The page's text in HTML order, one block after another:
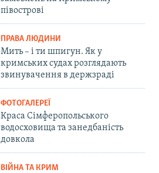
півострові
ПРАВА ЛЮДИНИ
Мить – і ти шпигун. Як у
кримських судах розглядають
звинувачення в держзраді
ФОТОГАЛЕРЕЇ
Краса Сімферопольського
водосховища та занедбаність
довкола
ВІЙНА ТА КРИМ